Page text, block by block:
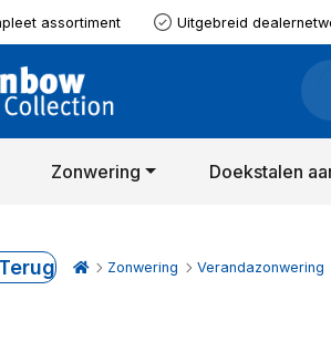
assortiment Uitgebreid
Zonwering Doekstalen
Terug Zonwering Verandazonwering